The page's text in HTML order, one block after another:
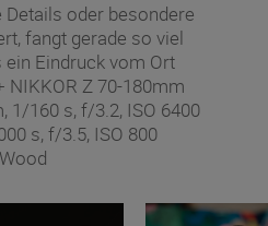
oder besondere
fangt gerade so viel
ein Eindruck vom Ort
NIKKOR Z 70-180mm
1/160 s, f/3.2, ISO 6400
s, f/3.5, ISO 800